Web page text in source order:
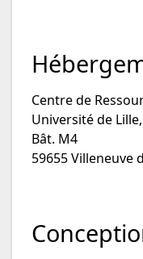
Centre de
Université de
Bât. M4
59655 Villeneuve